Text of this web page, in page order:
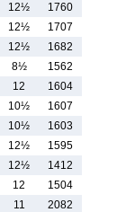
12½
1760
12½
1707
12½
1682
8½
1562
12
1604
10½
1607
10½
1603
12½
1595
12½
1412
12
1504
11
2082